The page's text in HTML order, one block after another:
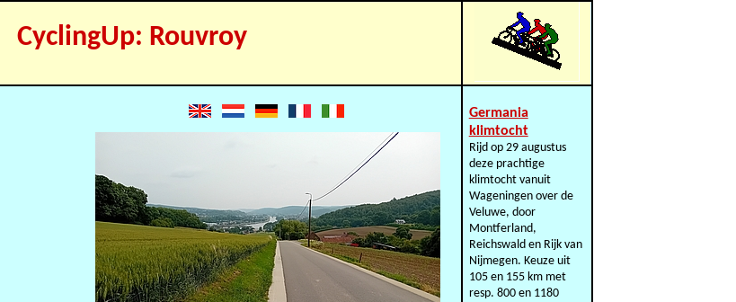
CyclingUp: Rouvroy
Germania
klimtocht
Rijd op 29 augustus
deze prachtige
klimtocht vanuit
Wageningen over de
Veluwe, door
Montferland,
Reichswald en Rijk van
Nijmegen. Keuze uit
105 en 155 km met
resp. 800 en 1180